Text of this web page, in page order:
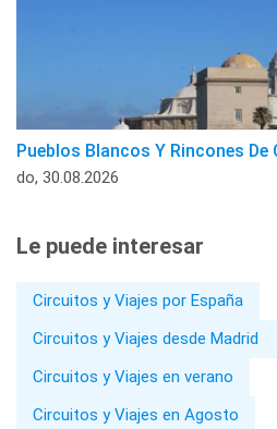
Pueblos Blancos Y Rincones De
do, 30.08.2026
Le puede interesar
Circuitos y Viajes por España
Circuitos y Viajes desde Madrid
Circuitos y Viajes en verano
Circuitos y Viajes en Agosto